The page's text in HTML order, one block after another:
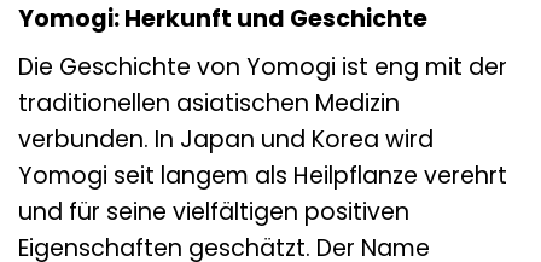
Yomogi: Herkunft und Geschichte
Die Geschichte von Yomogi ist eng mit der
traditionellen asiatischen Medizin
verbunden. In Japan und Korea wird
Yomogi seit langem als Heilpflanze verehrt
und für seine vielfältigen positiven
Eigenschaften geschätzt. Der Name